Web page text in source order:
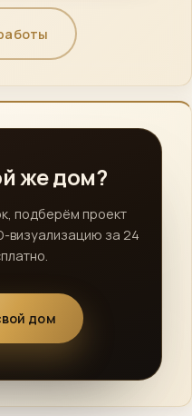
же дом?
подберём проект
визуализацию за 24
дом